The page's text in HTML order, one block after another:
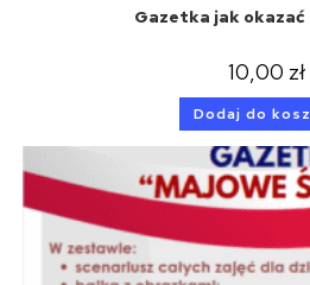
Gazetka jak
10,00 zł
Dodaj do